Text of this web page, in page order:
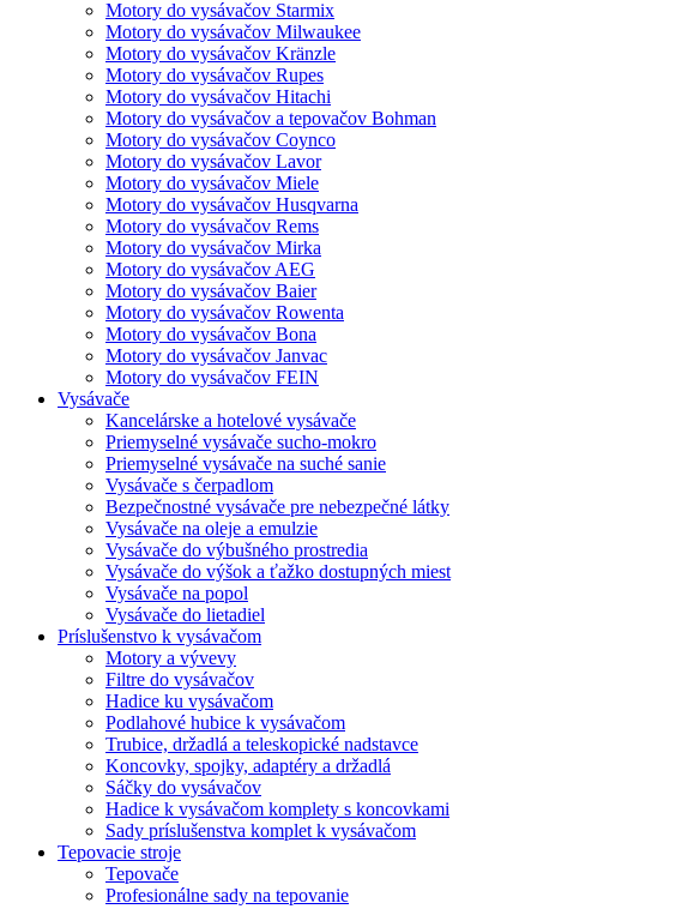
Motory do vysávačov Starmix
Motory do vysávačov Milwaukee
Motory do vysávačov Kränzle
Motory do vysávačov Rupes
Motory do vysávačov Hitachi
Motory do vysávačov a tepovačov Bohman
Motory do vysávačov Coynco
Motory do vysávačov Lavor
Motory do vysávačov Miele
Motory do vysávačov Husqvarna
Motory do vysávačov Rems
Motory do vysávačov Mirka
Motory do vysávačov AEG
Motory do vysávačov Baier
Motory do vysávačov Rowenta
Motory do vysávačov Bona
Motory do vysávačov Janvac
Motory do vysávačov FEIN
Vysávače
Kancelárske a hotelové vysávače
Priemyselné vysávače sucho-mokro
Priemyselné vysávače na suché sanie
Vysávače s čerpadlom
Bezpečnostné vysávače pre nebezpečné látky
Vysávače na oleje a emulzie
Vysávače do výbušného prostredia
Vysávače do výšok a ťažko dostupných miest
Vysávače na popol
Vysávače do lietadiel
Príslušenstvo k vysávačom
Motory a vývevy
Filtre do vysávačov
Hadice ku vysávačom
Podlahové hubice k vysávačom
Trubice, držadlá a teleskopické nadstavce
Koncovky, spojky, adaptéry a držadlá
Sáčky do vysávačov
Hadice k vysávačom komplety s koncovkami
Sady príslušenstva komplet k vysávačom
Tepovacie stroje
Tepovače
Profesionálne sady na tepovanie